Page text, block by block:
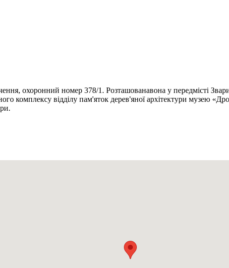
охоронний номер 378/1. Розташованавона у передмісті
комплексу відділу пам'яток дерев'яної архітектури музею